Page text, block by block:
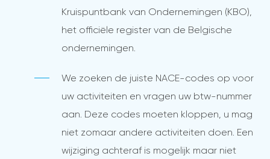
Kruispuntbank van Ondernemingen (KBO),
het officiële register van de Belgische
ondernemingen.
We zoeken de juiste NACE-codes op voor
uw activiteiten en vragen uw btw-nummer
aan. Deze codes moeten kloppen, u mag
niet zomaar andere activiteiten doen. Een
wijziging achteraf is mogelijk maar niet